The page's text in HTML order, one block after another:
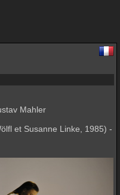
Mahler
et Susanne Linke, 1985) -